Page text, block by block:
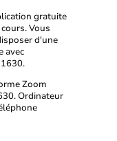
gratuite
Vous
d'une
avec
Zoom
Ordinateur